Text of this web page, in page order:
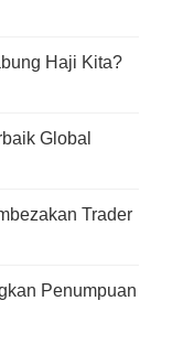
Haji Kita?
Global
Trader
Penumpuan